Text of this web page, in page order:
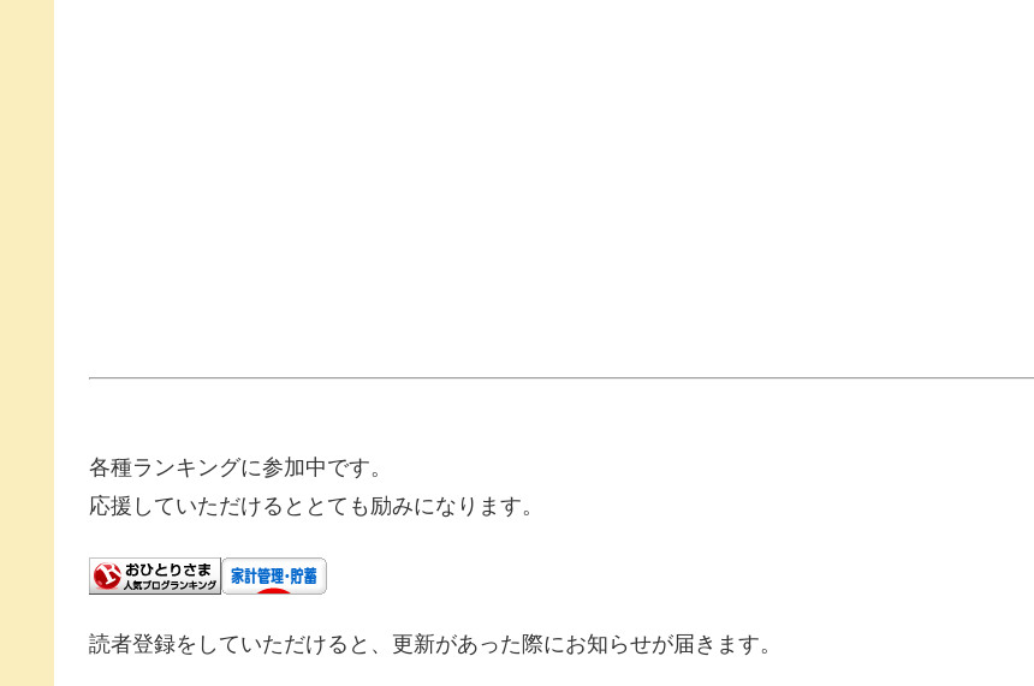
各種ランキングに参加中です。
応援していただけるととても励みになります。
読者登録をしていただけると、更新があった際にお知らせが届きます。